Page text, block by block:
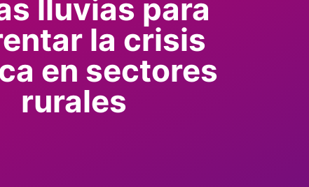
lluvias para
la crisis
en sectores
rurales